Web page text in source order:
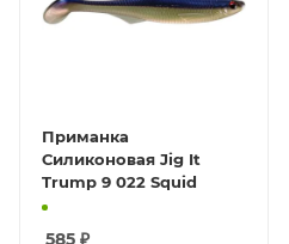
Приманка
Силиконовая Jig It
Trump 9 022 Squid
585 ₽